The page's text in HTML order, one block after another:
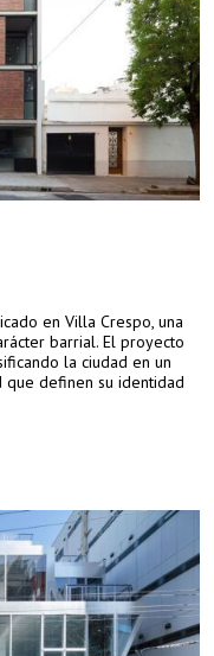
en Villa Crespo, una
barrial. El proyecto
la ciudad en un
que definen su identidad